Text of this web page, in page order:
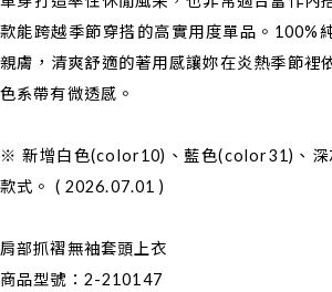
款能跨越季節穿搭的高實用度單品。100%
親膚，清爽舒適的著用感讓妳在炎熱季節裡
色系帶有微透感。
※ 新增白色(color10)、藍色(color31)、
款式。 ( 2026.07.01 )
肩部抓褶無袖套頭上衣
商品型號：2-210147